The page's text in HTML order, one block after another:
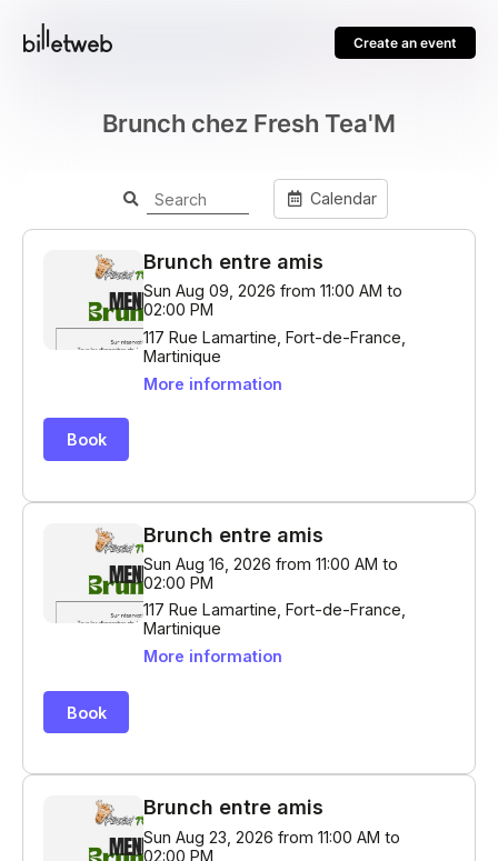
Create an event
Brunch chez Fresh Tea'M